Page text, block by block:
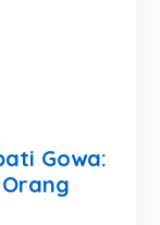
Gowa: